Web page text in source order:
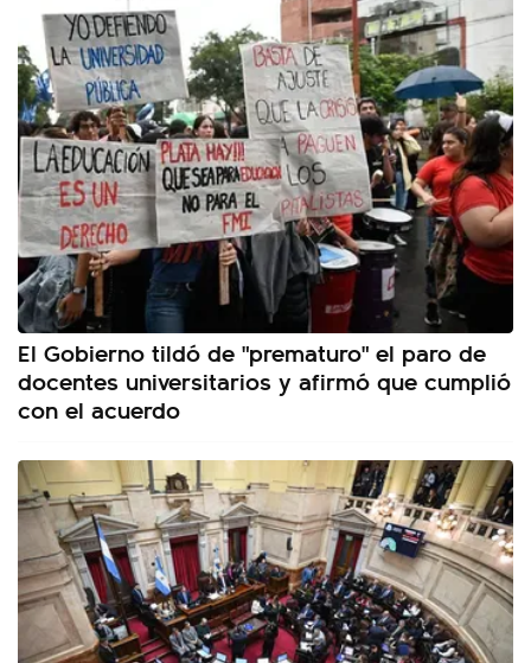
El Gobierno tildó de "prematuro" el paro de
docentes universitarios y afirmó que cumplió
con el acuerdo